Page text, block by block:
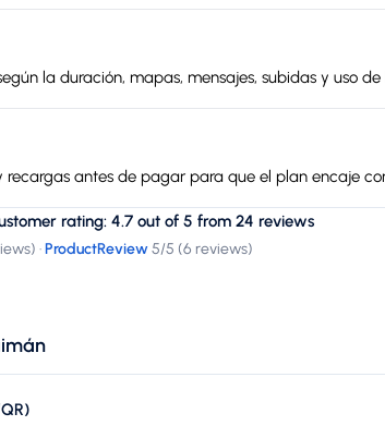
la duración, mapas, mensajes, subidas y uso de
recargas antes de pagar para que el plan encaje
rating: 4.7 out of 5 from 24 reviews
) ·ProductReview5/5 (6 reviews)